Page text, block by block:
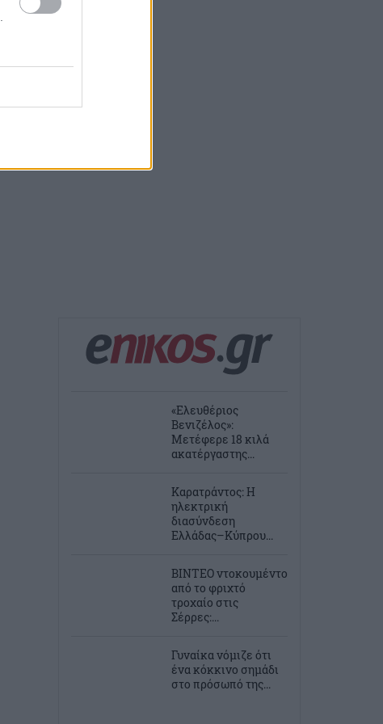
«Ελευθέριος
Βενιζέλος»:
Μετέφερε 18 κιλά
ακατέργαστης...
Καρατράντος: Η
ηλεκτρική
διασύνδεση
Ελλάδας–Κύπρου...
ΒΙΝΤΕΟ ντοκουμέντο
από το φριχτό
τροχαίο στις
Σέρρες:...
Γυναίκα νόμιζε ότι
ένα κόκκινο σημάδι
στο πρόσωπό της...